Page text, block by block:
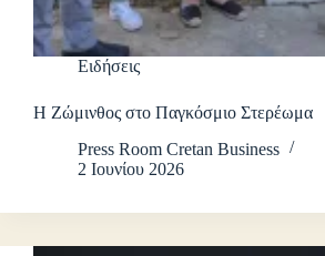
Ειδήσεις
Η Ζώμινθος στο Παγκόσμιο Στερέωμα
Press Room Cretan Business
2 Ιουνίου 2026